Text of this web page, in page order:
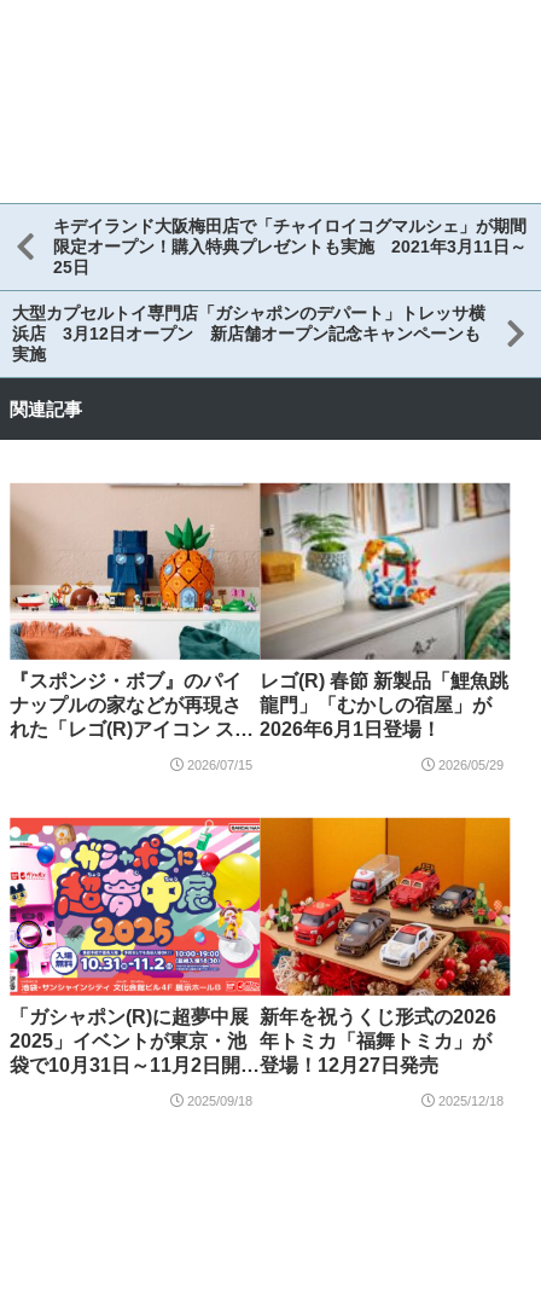
キデイランド大阪梅田店で「チャイロイコグマルシェ」が期間
限定オープン！購入特典プレゼントも実施 2021年3月11日～
25日
大型カプセルトイ専門店「ガシャポンのデパート」トレッサ横
浜店 3月12日オープン 新店舗オープン記念キャンペーンも
実施
関連記事
『スポンジ・ボブ』のパイ
ナップルの家などが再現さ
れた「レゴ(R)アイコン スポ
ンジ・ボブ：ビキニタウン
（11386）」が2026年9月新
2026/07/15
レゴ(R) 春節 新製品「鯉魚跳
龍門」「むかしの宿屋」が
2026年6月1日登場！
2026/05/29
「ガシャポン(R)に超夢中展
2025」イベントが東京・池
袋で10月31日～11月2日開
2025/09/18
新年を祝うくじ形式の2026
年トミカ「福舞トミカ」が
登場！12月27日発売
2025/12/18